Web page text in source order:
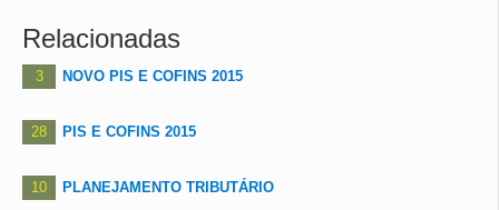
Relacionadas
3 NOVO PIS E COFINS 2015
28 PIS E COFINS 2015
10 PLANEJAMENTO TRIBUTÁRIO